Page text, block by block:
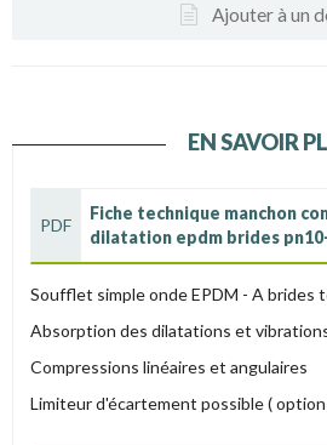
Ajouter à un
EN SAVOIR
PDF
Fiche technique manchon
dilatation epdm brides
Soufflet simple onde EPDM - A brides
Absorption des dilatations et
Compressions linéaires et angulaires
Limiteur d'écartement possible ( option